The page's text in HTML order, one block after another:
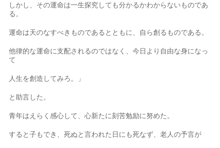
しかし、その運命は一生探究しても分かるかわからないものであ
る。
運命は天のなすべきものであるとともに、自ら創るものである。
他律的な運命に支配されるのではなく、今日より自由な身になっ
て
人生を創造してみろ。」
と助言した。
青年はえらく感心して、心新たに刻苦勉励に努めた。
すると子もでき、死ぬと言われた日にも死なず、老人の予言が